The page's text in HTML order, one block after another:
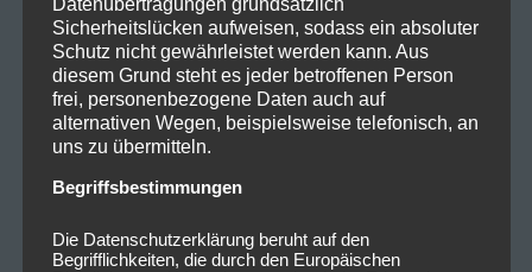
Datenübertragungen grundsätzlich
Sicherheitslücken aufweisen, sodass ein absoluter
Schutz nicht gewährleistet werden kann. Aus
diesem Grund steht es jeder betroffenen Person
frei, personenbezogene Daten auch auf
alternativen Wegen, beispielsweise telefonisch, an
uns zu übermitteln.
Begriffsbestimmungen
Die Datenschutzerklärung beruht auf den
Begrifflichkeiten, die durch den Europäischen